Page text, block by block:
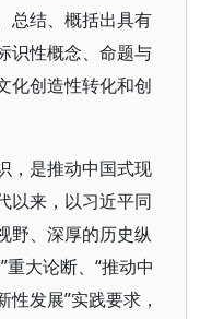
总结、概括出具有
识性概念、命题与
化创造性转化和创
，是推动中国式现
以来，以习近平同
野、深厚的历史纵
大论断、“推动中
发展”实践要求，